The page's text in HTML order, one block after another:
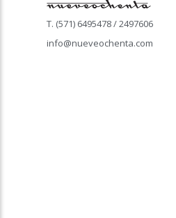
T. (571) 6495478 / 2497606
info@nueveochenta.com